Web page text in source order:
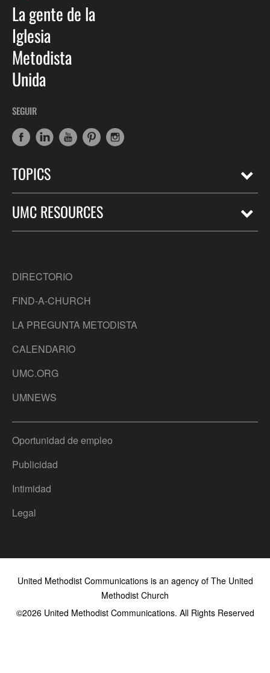
La gente de la
Iglesia
Metodista
Unida
SEGUIR
TOPICS
UMC RESOURCES
DIRECTORIO
FIND-A-CHURCH
LA PREGUNTA METODISTA
CALENDARIO
UMC.ORG
UMNEWS
Oportunidad de empleo
Publicidad
Intimidad
Legal
United Methodist Communications is an agency of The United
Methodist Church
©2026United Methodist Communications. All Rights Reserved